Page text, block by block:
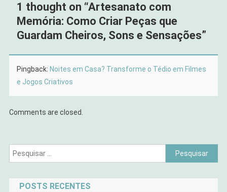
1 thought on “Artesanato com
Memória: Como Criar Peças que
Guardam Cheiros, Sons e Sensações”
Pingback: Noites em Casa? Transforme o Tédio em Filmes
e Jogos Criativos
Comments are closed.
Pesquisar
por:
POSTS RECENTES